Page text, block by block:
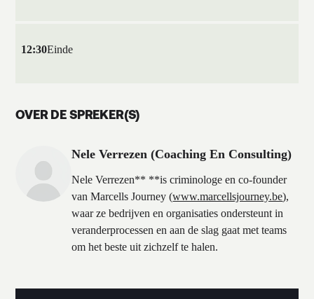
12:30Einde
OVER DE SPREKER(S)
Nele Verrezen (Coaching En Consulting)
Nele Verrezen** **is criminologe en co-founder
van Marcells Journey (www.marcellsjourney.be),
waar ze bedrijven en organisaties ondersteunt in
veranderprocessen en aan de slag gaat met teams
om het beste uit zichzelf te halen.